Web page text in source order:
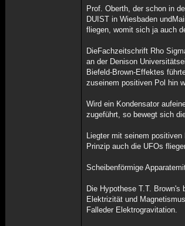
Prof. Oberth, der schon in
DUIST in Wiesbaden
fliegen, womit sich ja auch
DieFachzeitschrift Rho
an der Denison
Biefeld-Brown-Effektes
zuseinem positiven Pol hin
Wird ein Kondensator
zugeführt, so bewegt sich
Liegter mit seinem
Prinzip auch die UFOs
Scheibenförmige
Die Hypothese T.T.
Elektrizität und
Falleder Elektrogravitation.